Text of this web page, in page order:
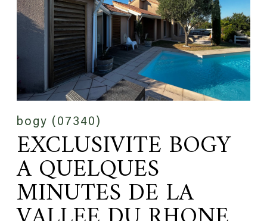
bogy (07340)
EXCLUSIVITE BOGY
A QUELQUES
MINUTES DE LA